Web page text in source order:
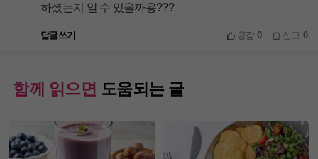
하셨는지 알 수 있을까용???
답글쓰기 공감0 신고 0
함께 읽으면 도움되는 글